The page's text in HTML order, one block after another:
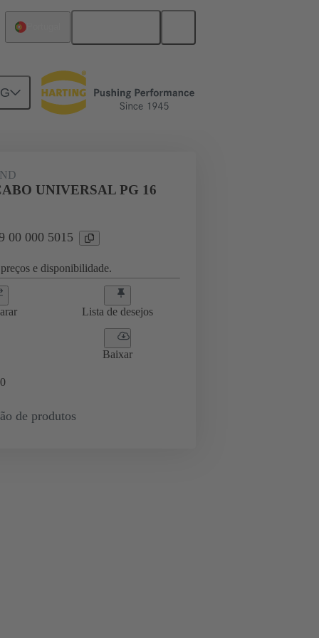
09 00 000 5015
UNIVERSAL PG 16
00 000 5015
e disponibilidade.
Lista de desejos
Baixar
0
de produtos